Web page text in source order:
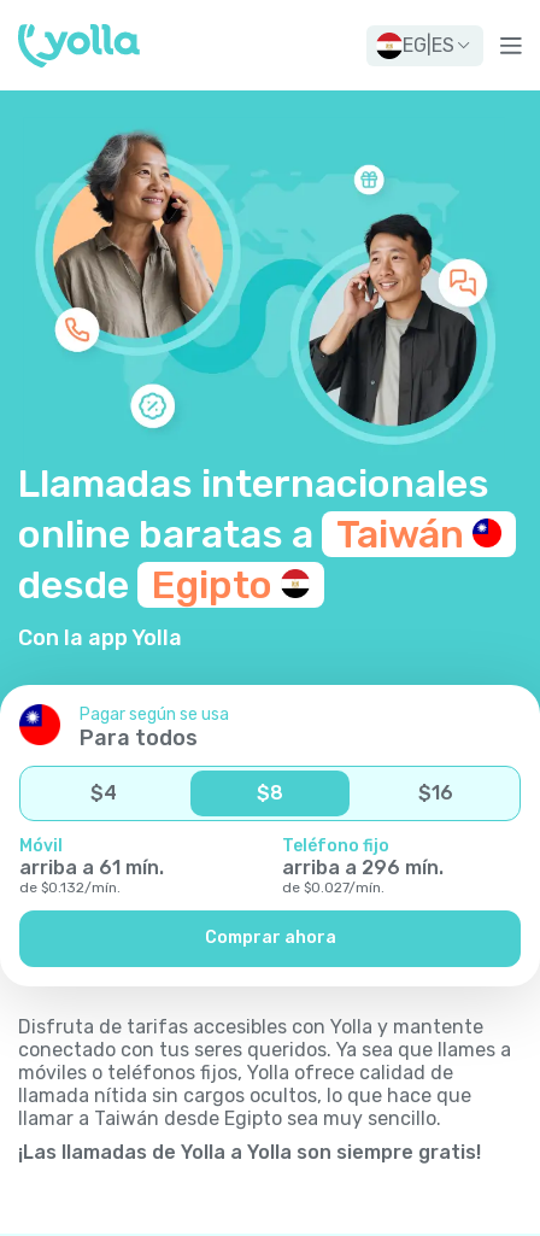
EG ES
Llamadas internacionales
online baratas a Taiwán
desde Egipto
Con la app Yolla
Pagar según se usa
Para todos
$4 $8 $16
Móvil
arriba a 61 mín.
de $0.132/mín.
Teléfono fijo
arriba a 296 mín.
de $0.027/mín.
Comprar ahora
Disfruta de tarifas accesibles con Yolla y mantente
conectado con tus seres queridos. Ya sea que llames a
móviles o teléfonos fijos, Yolla ofrece calidad de
llamada nítida sin cargos ocultos, lo que hace que
llamar a Taiwán desde Egipto sea muy sencillo.
¡Las llamadas de Yolla a Yolla son siempre gratis!